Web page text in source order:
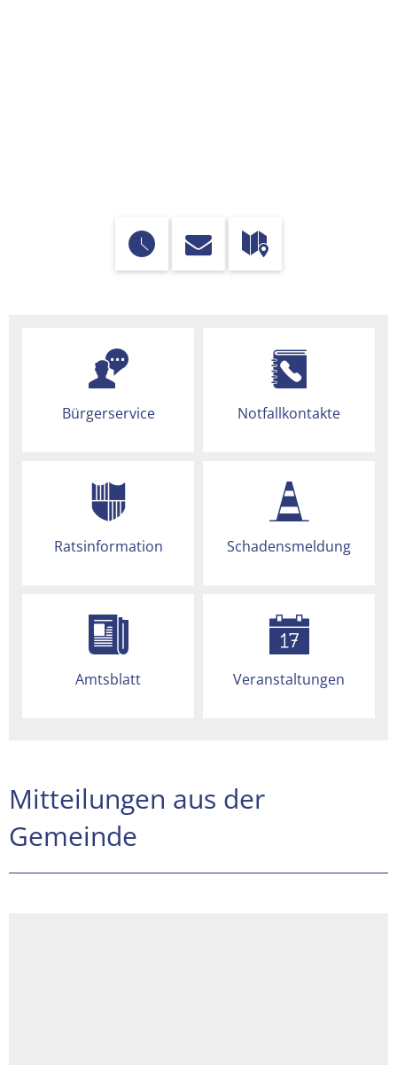
Bürgerservice Notfallkontakte
Ratsinformation Schadensmeldung
Amtsblatt Veranstaltungen
Mitteilungen aus der
Gemeinde